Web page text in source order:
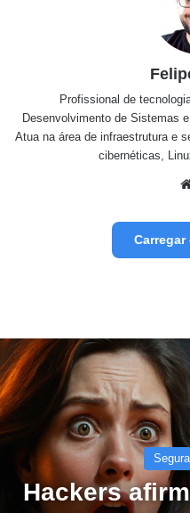
Profissional de
Desenvolvimento de Sistemas
Atua na área de infraestrutura e
cibernéticas,